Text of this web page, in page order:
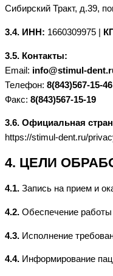
Сибирский Тракт, д.39,
3.4. ИНН: 1660309975 |
3.5. Контакты:
Email: info@stimul-
Телефон: 8(843)567-15-46
Факс: 8(843)567-15-19
3.6. Официальная
https://stimul-dent.ru/
4. ЦЕЛИ
4.1. Запись на прием и
4.2. Обеспечение работы
4.3. Исполнение
4.4. Информирование